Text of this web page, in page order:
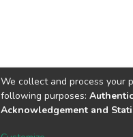
We collect and process your
following purposes:
Acknowledgement and